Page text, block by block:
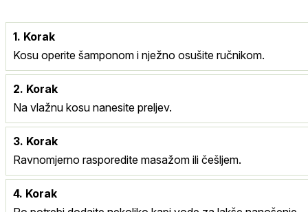
1. Korak
Kosu operite šamponom i nježno osušite ručnikom.
2. Korak
Na vlažnu kosu nanesite preljev.
3. Korak
Ravnomjerno rasporedite masažom ili češljem.
4. Korak